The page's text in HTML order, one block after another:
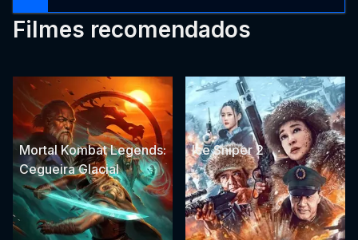
Filmes recomendados
Mortal Kombat Legends:
Cegueira Glacial
Ice Sniper 2